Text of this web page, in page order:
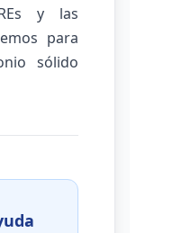
y las
para
sólido